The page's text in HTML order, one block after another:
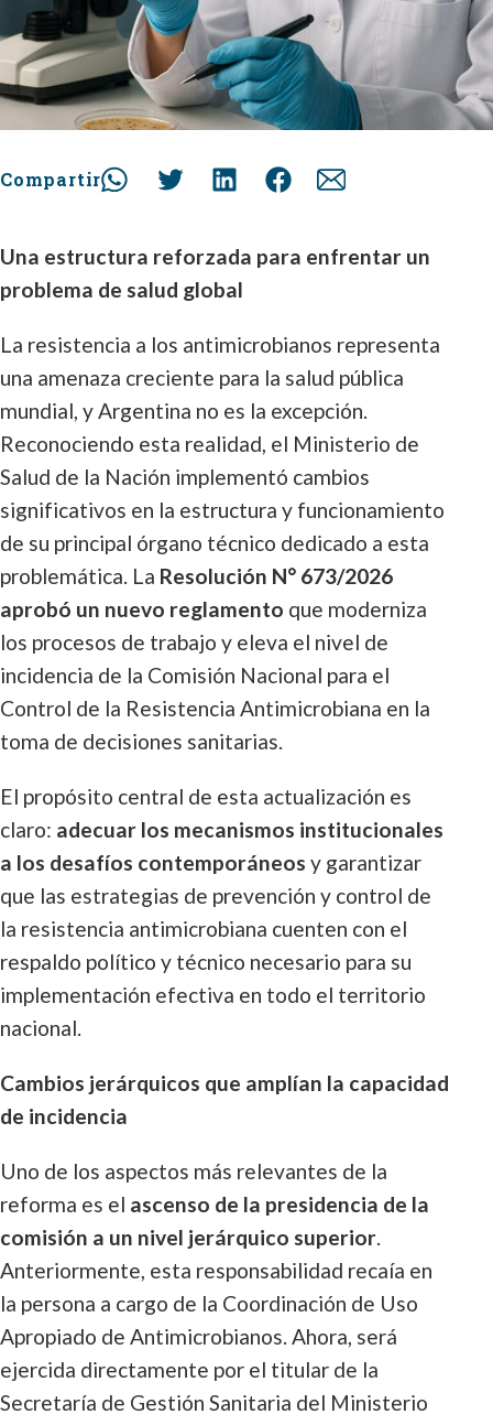
Compartir
Una estructura reforzada para enfrentar un
problema de salud global
La resistencia a los antimicrobianos representa
una amenaza creciente para la salud pública
mundial, y Argentina no es la excepción.
Reconociendo esta realidad, el Ministerio de
Salud de la Nación implementó cambios
significativos en la estructura y funcionamiento
de su principal órgano técnico dedicado a esta
problemática. La Resolución N° 673/2026
aprobó un nuevo reglamento que moderniza
los procesos de trabajo y eleva el nivel de
incidencia de la Comisión Nacional para el
Control de la Resistencia Antimicrobiana en la
toma de decisiones sanitarias.
El propósito central de esta actualización es
claro: adecuar los mecanismos institucionales
a los desafíos contemporáneos y garantizar
que las estrategias de prevención y control de
la resistencia antimicrobiana cuenten con el
respaldo político y técnico necesario para su
implementación efectiva en todo el territorio
nacional.
Cambios jerárquicos que amplían la capacidad
de incidencia
Uno de los aspectos más relevantes de la
reforma es el ascenso de la presidencia de la
comisión a un nivel jerárquico superior.
Anteriormente, esta responsabilidad recaía en
la persona a cargo de la Coordinación de Uso
Apropiado de Antimicrobianos. Ahora, será
ejercida directamente por el titular de la
Secretaría de Gestión Sanitaria del Ministerio